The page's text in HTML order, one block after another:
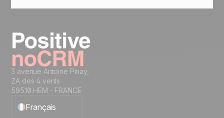
réponses humaines rapides de notre équipe
Customer Success, accéder aux guides,
démonstrations et meilleures pratiques dans
notre Centre d'aide.
3 avenue Antoine Pinay,
ZA des 4 vents
59510 HEM - FRANCE
Français